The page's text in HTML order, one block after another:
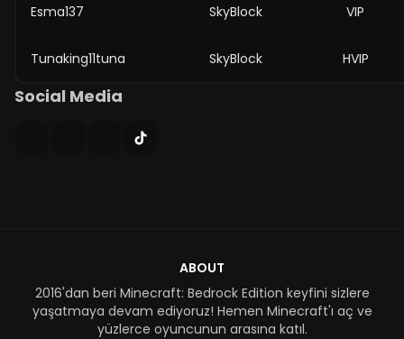
Esma137 SkyBlock VIP
Tunaking11tuna SkyBlock HVIP
Social Media
ABOUT
2016'dan beri Minecraft: Bedrock Edition keyfini sizlere
yaşatmaya devam ediyoruz! Hemen Minecraft'ı aç ve
yüzlerce oyuncunun arasına katıl.